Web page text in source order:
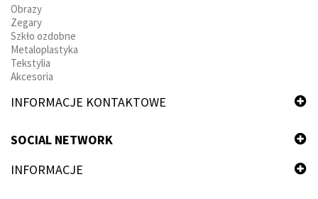
Obrazy
Zegary
Szkło ozdobne
Metaloplastyka
Tekstylia
Akcesoria
INFORMACJE KONTAKTOWE
SOCIAL NETWORK
INFORMACJE